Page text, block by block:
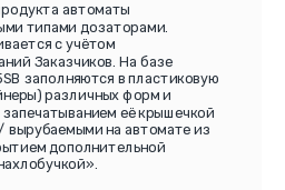
автоматы
типами дозаторами.
с учётом
Заказчиков. На базе
заполняются в пластиковую
различных форм и
её крышечкой
вырубаемыми на автомате из
дополнительной